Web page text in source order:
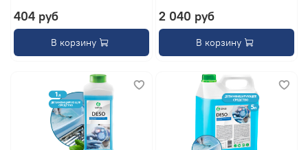
404 руб
В корзину
2 040 руб
В корзину